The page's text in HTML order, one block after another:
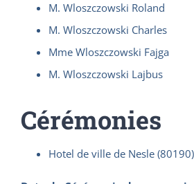
M. Wloszczowski Roland
M. Wloszczowski Charles
Mme Wloszczowski Fajga
M. Wloszczowski Lajbus
Cérémonies
Hotel de ville de Nesle (80190)